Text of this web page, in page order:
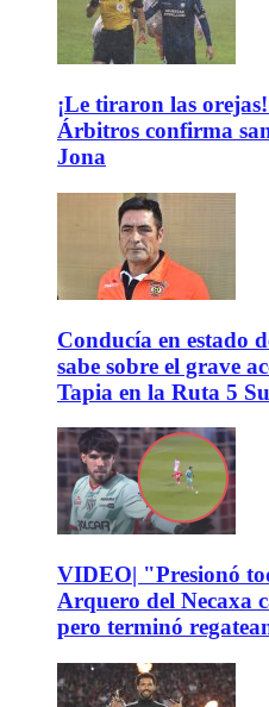
¡Le tiraron las
Árbitros confirma
Jona
Conducía en estado
sabe sobre el grave
Tapia en la Ruta 5
VIDEO| "Presionó
Arquero del Necaxa
pero terminó